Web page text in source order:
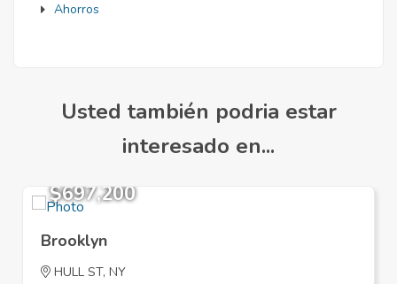
Ahorros
Usted también podria estar
interesado en...
$697,200
Brooklyn
HULL ST, NY